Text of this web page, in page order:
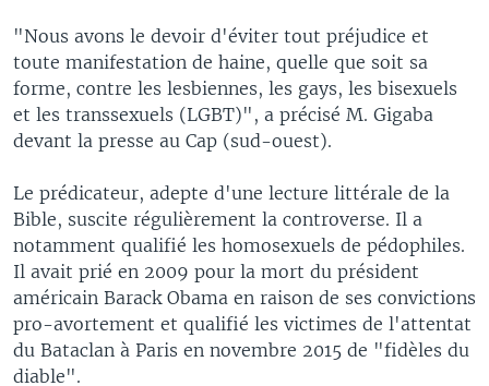
"Nous avons le devoir d'éviter tout préjudice et
toute manifestation de haine, quelle que soit sa
forme, contre les lesbiennes, les gays, les bisexuels
et les transsexuels (LGBT)", a précisé M. Gigaba
devant la presse au Cap (sud-ouest).
Le prédicateur, adepte d'une lecture littérale de la
Bible, suscite régulièrement la controverse. Il a
notamment qualifié les homosexuels de pédophiles.
Il avait prié en 2009 pour la mort du président
américain Barack Obama en raison de ses convictions
pro-avortement et qualifié les victimes de l'attentat
du Bataclan à Paris en novembre 2015 de "fidèles du
diable".